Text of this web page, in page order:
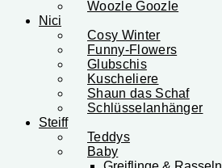
Woozle Goozle
Nici
Cosy Winter
Funny-Flowers
Glubschis
Kuscheliere
Shaun das Schaf
Schlüsselanhänger
Steiff
Teddys
Baby